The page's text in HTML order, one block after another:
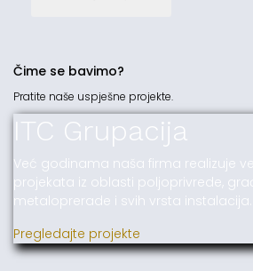
Čime se bavimo?
Pratite naše uspješne projekte.
ITC Grupacija
Već godinama naša firma realizuje
projekata iz oblasti poljoprivrede,
metaloprerade i svih vrsta instalacija.
Pregledajte projekte